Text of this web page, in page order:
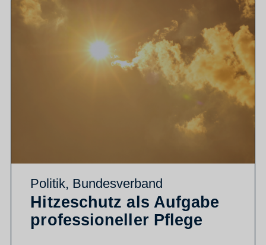
Politik, Bundesverband
Hitzeschutz als Aufgabe
professioneller Pflege